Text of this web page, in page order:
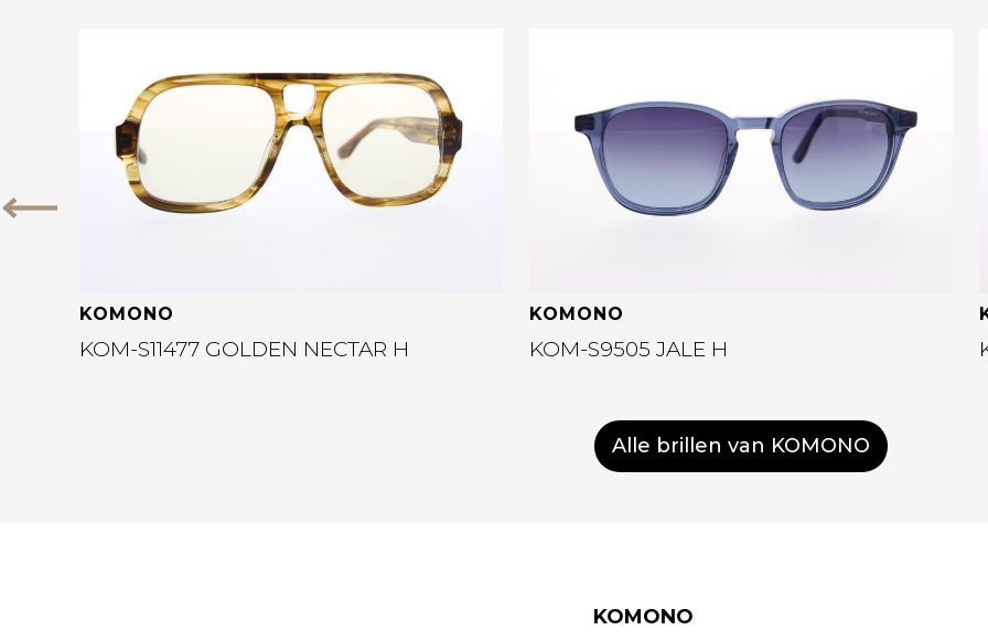
Vorige
Bekijk deze bril
KOMONO
KOM-S11477 GOLDEN NECTAR H
KOMONO
KOM-S9505 JALE H
Alle brillen van KOMONO
KOMONO